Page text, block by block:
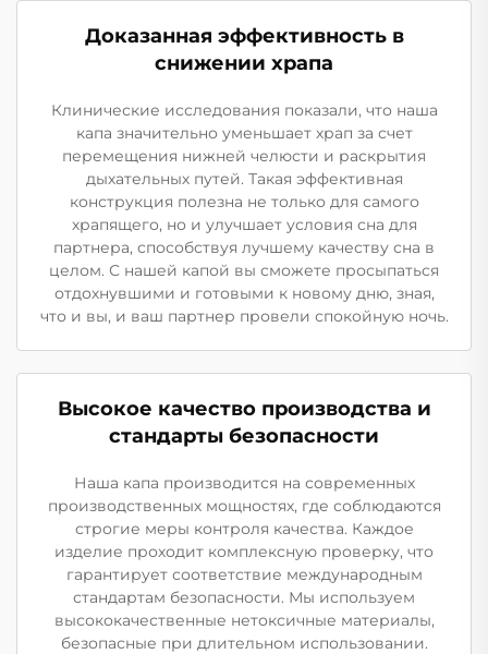
Доказанная эффективность в
снижении храпа
Клинические исследования показали, что наша
капа значительно уменьшает храп за счет
перемещения нижней челюсти и раскрытия
дыхательных путей. Такая эффективная
конструкция полезна не только для самого
храпящего, но и улучшает условия сна для
партнера, способствуя лучшему качеству сна в
целом. С нашей капой вы сможете просыпаться
отдохнувшими и готовыми к новому дню, зная,
что и вы, и ваш партнер провели спокойную ночь.
Высокое качество производства и
стандарты безопасности
Наша капа производится на современных
производственных мощностях, где соблюдаются
строгие меры контроля качества. Каждое
изделие проходит комплексную проверку, что
гарантирует соответствие международным
стандартам безопасности. Мы используем
высококачественные нетоксичные материалы,
безопасные при длительном использовании.